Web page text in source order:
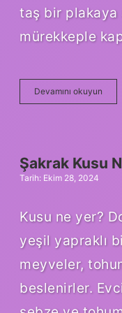
taş bir plakaya
mürekkeple
Devamını okuyun
Baskı
Şakrak Kusu
Tarih: Ekim 28, 2024
Kusu ne yer?
yeşil yapraklı
meyveler,
beslenirler.